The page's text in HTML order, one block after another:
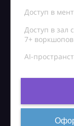
Доступ в
Доступ в зал
7+ воркшопов
AI-